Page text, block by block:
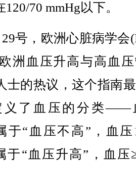
70 mmHg以下。
，欧洲心脏病学会
洲血压升高与高血
士的热议，这个指南
义了血压的分类——
于“血压不高”，血压
于“血压升高”，血压